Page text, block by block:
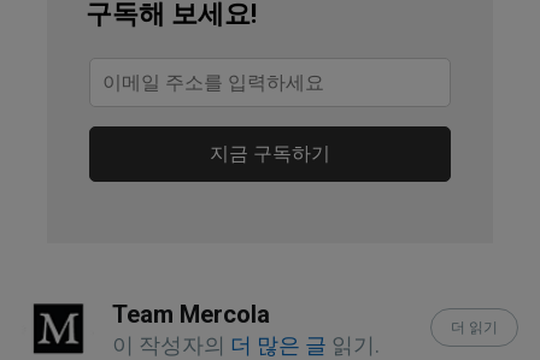
The Hearty Soul, May 21, 2024
BPAC New Zealand, “Ingrown Toenails:
Digging Out the Facts”
Azure Advanced Aesthetics,
“Frequently Asked Questions About
구독해 보세요!
지금 구독하기
Team Mercola
이 작성자의 더 많은 글 읽기.
더 읽기